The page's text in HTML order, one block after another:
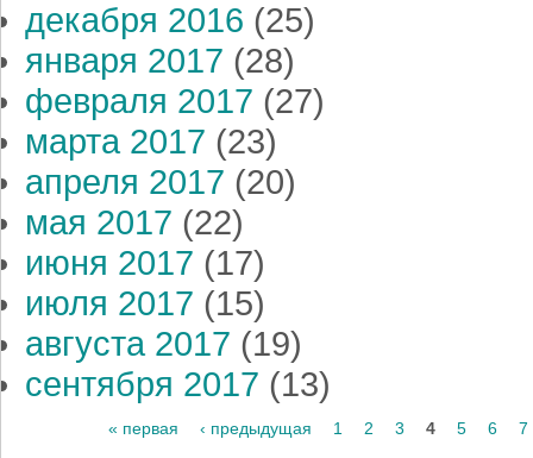
декабря 2016 (25)
января 2017 (28)
февраля 2017 (27)
марта 2017 (23)
апреля 2017 (20)
мая 2017 (22)
июня 2017 (17)
июля 2017 (15)
августа 2017 (19)
сентября 2017 (13)
« первая ‹ предыдущая 1 2 3 4 5 6 7